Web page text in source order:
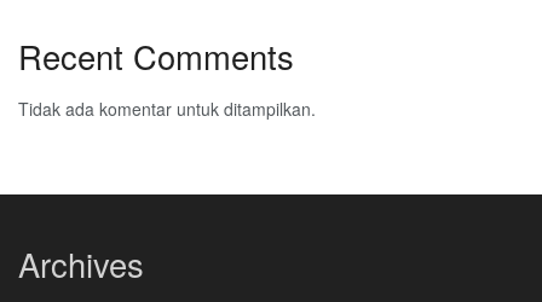
Recent Comments
Tidak ada komentar untuk ditampilkan.
Archives